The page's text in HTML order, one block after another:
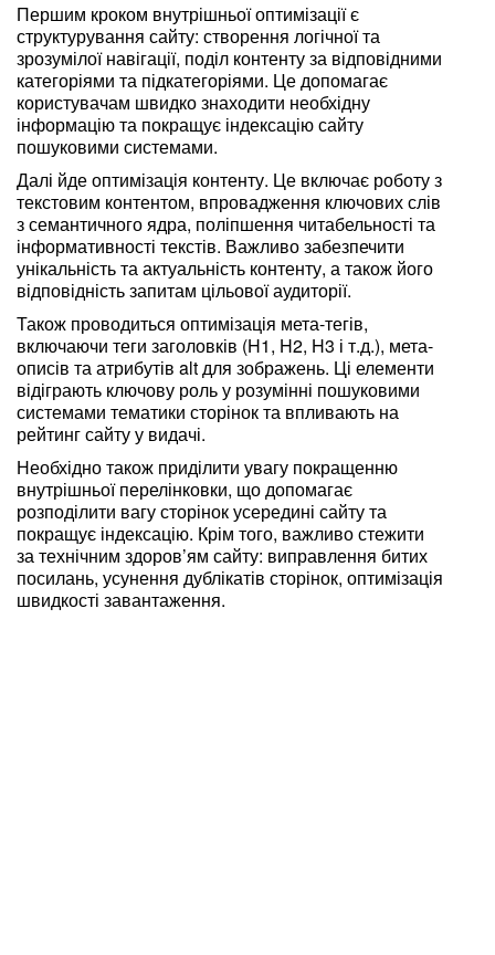
Першим кроком внутрішньої оптимізації є
структурування сайту: створення логічної та
зрозумілої навігації, поділ контенту за відповідними
категоріями та підкатегоріями. Це допомагає
користувачам швидко знаходити необхідну
інформацію та покращує індексацію сайту
пошуковими системами.
Далі йде оптимізація контенту. Це включає роботу з
текстовим контентом, впровадження ключових слів
з семантичного ядра, поліпшення читабельності та
інформативності текстів. Важливо забезпечити
унікальність та актуальність контенту, а також його
відповідність запитам цільової аудиторії.
Також проводиться оптимізація мета-тегів,
включаючи теги заголовків (H1, H2, H3 і т.д.), мета-
описів та атрибутів alt для зображень. Ці елементи
відіграють ключову роль у розумінні пошуковими
системами тематики сторінок та впливають на
рейтинг сайту у видачі.
Необхідно також приділити увагу покращенню
внутрішньої перелінковки, що допомагає
розподілити вагу сторінок усередині сайту та
покращує індексацію. Крім того, важливо стежити
за технічним здоров’ям сайту: виправлення битих
посилань, усунення дублікатів сторінок, оптимізація
швидкості завантаження.